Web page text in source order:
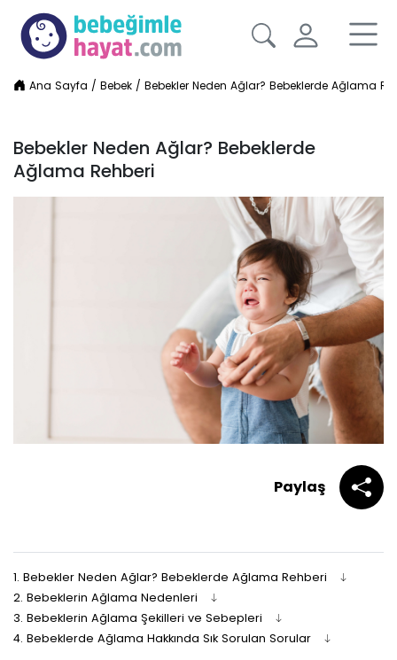
Ana Sayfa /Bebek /Bebekler Neden Ağlar? Bebeklerde Ağlama
Bebekler Neden Ağlar? Bebeklerde
Ağlama Rehberi
Paylaş
1. Bebekler Neden Ağlar? Bebeklerde Ağlama Rehberi
2. Bebeklerin Ağlama Nedenleri
3. Bebeklerin Ağlama Şekilleri ve Sebepleri
4. Bebeklerde Ağlama Hakkında Sık Sorulan Sorular